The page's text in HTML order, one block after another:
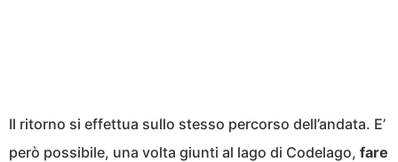
Il ritorno si effettua sullo stesso percorso dell’andata. E’
però possibile, una volta giunti al lago di Codelago, fare